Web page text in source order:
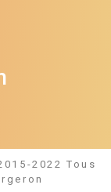
2022 Tous